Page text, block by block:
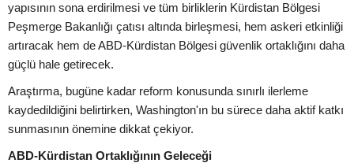
yapısının sona erdirilmesi ve tüm birliklerin Kürdistan Bölgesi
Peşmerge Bakanlığı çatısı altında birleşmesi, hem askeri etkinliği
artıracak hem de ABD-Kürdistan Bölgesi güvenlik ortaklığını daha
güçlü hale getirecek.
Araştırma, bugüne kadar reform konusunda sınırlı ilerleme
kaydedildiğini belirtirken, Washington'ın bu sürece daha aktif katkı
sunmasının önemine dikkat çekiyor.
ABD-Kürdistan Ortaklığının Geleceği